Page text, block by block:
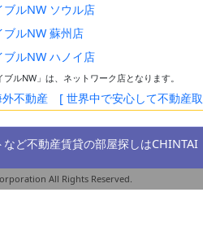
ブルNW ソウル店
ブルNW 蘇州店
ブルNW ハノイ店
ルNW」は、ネットワーク店となります。
外不動産 [ 世界中で安心して不動産
ど不動産賃貸の部屋探しはCHINTAI
All Rights Reserved.